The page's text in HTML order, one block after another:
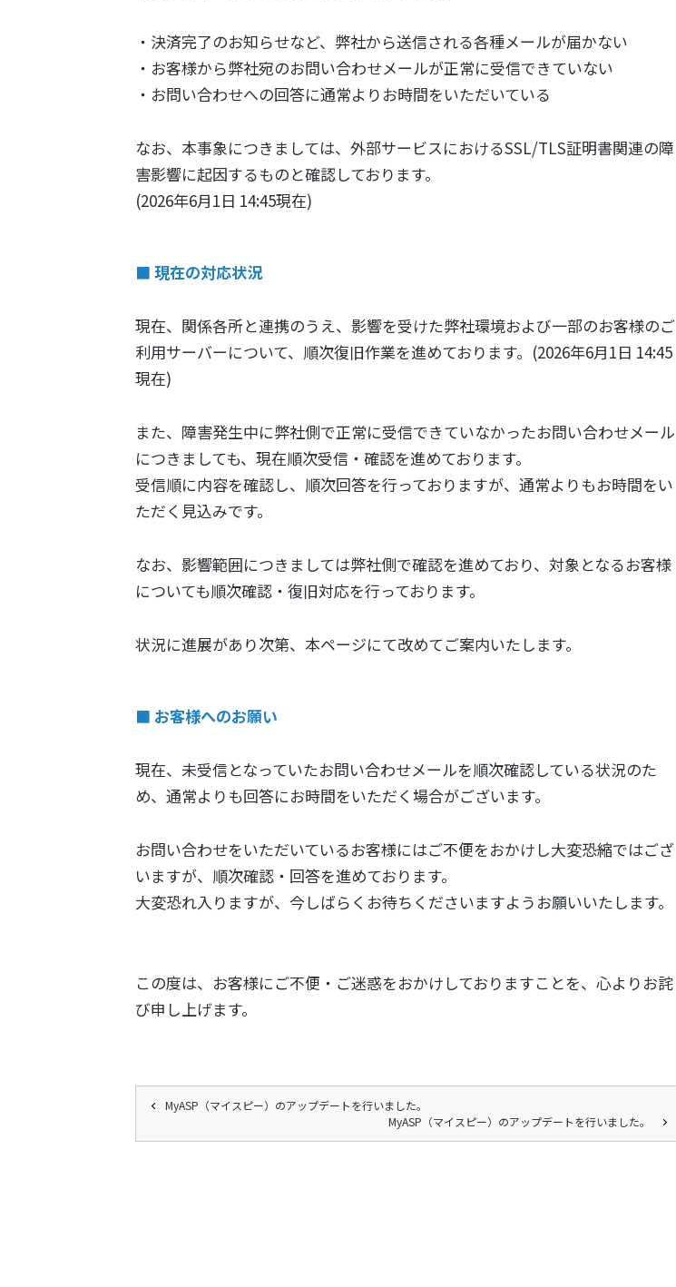
・決済完了のお知らせなど、弊社から送信される各種メールが届かない
・お客様から弊社宛のお問い合わせメールが正常に受信できていない
・お問い合わせへの回答に通常よりお時間をいただいている
なお、本事象につきましては、外部サービスにおけるSSL/TLS証明書関連の障
害影響に起因するものと確認しております。
(2026年6月1日 14:45現在)
■ 現在の対応状況
現在、関係各所と連携のうえ、影響を受けた弊社環境および一部のお客様のご
利用サーバーについて、順次復旧作業を進めております。(2026年6月1日 14:45
現在)
また、障害発生中に弊社側で正常に受信できていなかったお問い合わせメール
につきましても、現在順次受信・確認を進めております。
受信順に内容を確認し、順次回答を行っておりますが、通常よりもお時間をい
ただく見込みです。
なお、影響範囲につきましては弊社側で確認を進めており、対象となるお客様
についても順次確認・復旧対応を行っております。
状況に進展があり次第、本ページにて改めてご案内いたします。
■ お客様へのお願い
現在、未受信となっていたお問い合わせメールを順次確認している状況のた
め、通常よりも回答にお時間をいただく場合がございます。
お問い合わせをいただいているお客様にはご不便をおかけし大変恐縮ではござ
いますが、順次確認・回答を進めております。
大変恐れ入りますが、今しばらくお待ちくださいますようお願いいたします。
この度は、お客様にご不便・ご迷惑をおかけしておりますことを、心よりお詫
び申し上げます。
MyASP（マイスピー）のアップデートを行いました。
MyASP（マイスピー）のアップデートを行いました。